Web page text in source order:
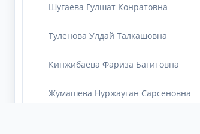
Шугаева Гулшат Конратовна
Туленова Улдай Талкашовна
Кинжибаева Фариза Багитовна
Жумашева Нуржауган Сарсеновна